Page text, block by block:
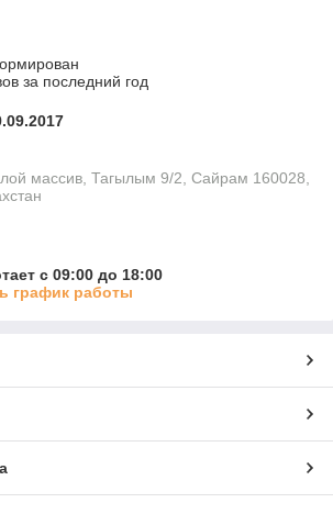
за последний год
массив, Тагылым 9/2, Сайрам 160028,
с 09:00 до 18:00
график работы